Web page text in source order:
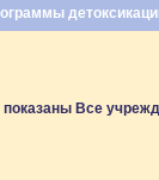
Все